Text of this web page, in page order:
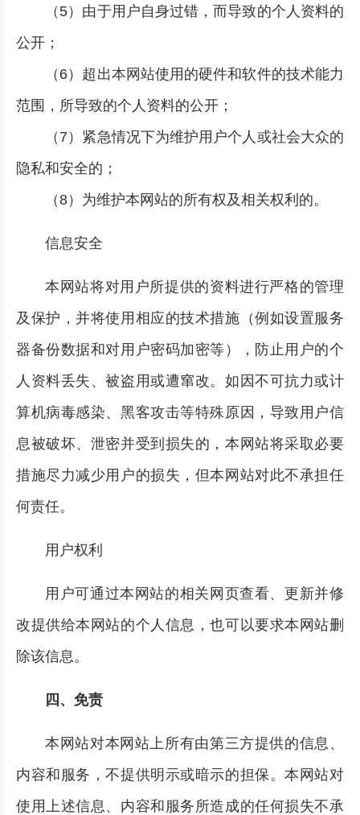
（5）由于用户自身过错，而导致的个人资料的
公开；
（6）超出本网站使用的硬件和软件的技术能力
范围，所导致的个人资料的公开；
（7）紧急情况下为维护用户个人或社会大众的
隐私和安全的；
（8）为维护本网站的所有权及相关权利的。
信息安全
本网站将对用户所提供的资料进行严格的管理
及保护，并将使用相应的技术措施（例如设置服务
器备份数据和对用户密码加密等），防止用户的个
人资料丢失、被盗用或遭窜改。如因不可抗力或计
算机病毒感染、黑客攻击等特殊原因，导致用户信
息被破坏、泄密并受到损失的，本网站将采取必要
措施尽力减少用户的损失，但本网站对此不承担任
何责任。
用户权利
用户可通过本网站的相关网页查看、更新并修
改提供给本网站的个人信息，也可以要求本网站删
除该信息。
四、免责
本网站对本网站上所有由第三方提供的信息、
内容和服务，不提供明示或暗示的担保。本网站对
使用上述信息、内容和服务所造成的任何损失不承